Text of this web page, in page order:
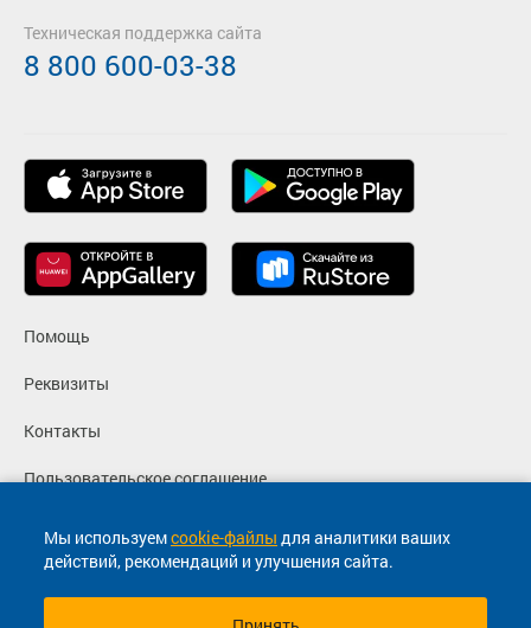
Мы используемcookie-файлы для аналитики ваших
действий, рекомендаций и улучшения сайта.
Помощь
Реквизиты
Контакты
Пользовательское соглашение
Политика конфиденциальности
Согласие на маркетинговые сообщения
Техническая поддержка сайта
8 800 600-03-38